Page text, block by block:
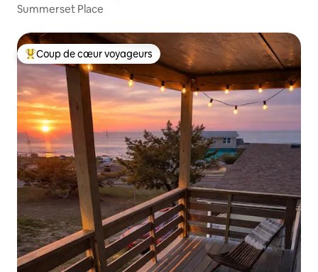
Summerset Place
Coups de cœur voyageurs les plus appréciés
Coup de cœur voyageurs